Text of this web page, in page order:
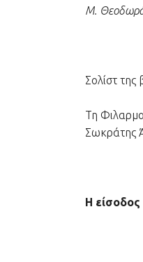
Μ.
Σολίστ
Τη
Σωκράτης
Η είσοδος